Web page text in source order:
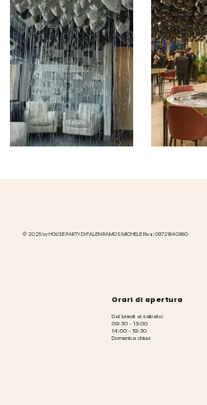
© 2025 by HOUSE PARTY DI FALEN RAMOS MICHELE P.iva: 09721640960
Orari di apertura
Dal lunedì al sabato:
09:30 - 13:00
14:00 - 19:30
Domenica chiusi